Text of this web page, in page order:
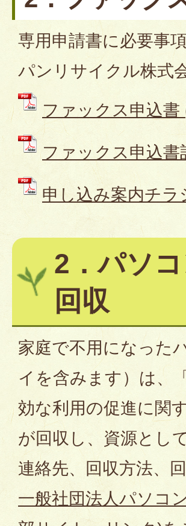
専用申請書に必要事
パンリサイクル株式
ファックス申込
ファックス申込
申し込み案内チ
2．パソ
回収
家庭で不用になった
イを含みます）は、
効な利用の促進に関
が回収し、資源とし
連絡先、回収方法、
一般社団法人パソコ